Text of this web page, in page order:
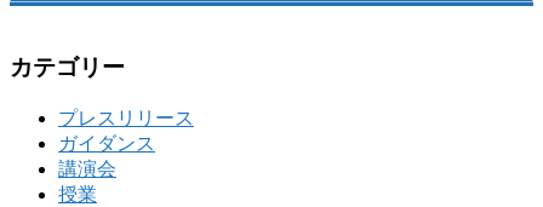
カテゴリー
プレスリリース
ガイダンス
講演会
授業